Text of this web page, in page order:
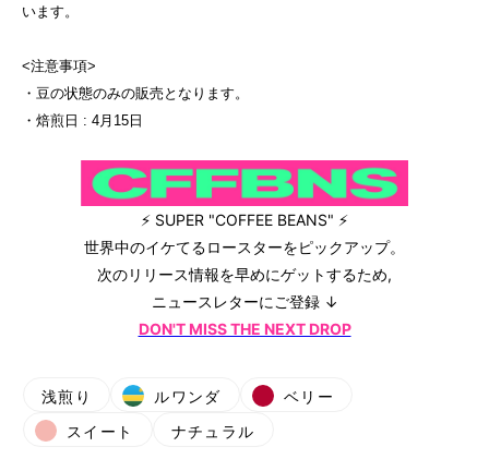
います。
<注意事項>
・豆の状態のみの販売となります。
・焙煎日 : 4月15日
⚡ SUPER "COFFEE BEANS" ⚡
世界中のイケてるロースターをピックアップ。
次のリリース情報を早めにゲットするため,
ニュースレターにご登録 ↓
DON'T MISS THE NEXT DROP
浅煎り ルワンダ
ベリー
スイート
ナチュラル